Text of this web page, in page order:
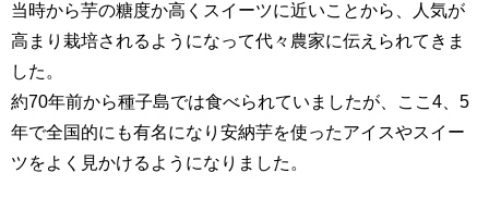
当時から芋の糖度か高くスイーツに近いことから、人気が
高まり栽培されるようになって代々農家に伝えられてきま
した。
約70年前から種子島では食べられていましたが、ここ4、5
年で全国的にも有名になり安納芋を使ったアイスやスイー
ツをよく見かけるようになりました。